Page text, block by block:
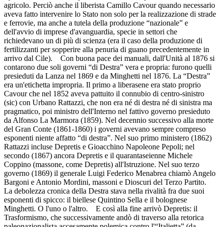
agricolo. Perciò anche il liberista Camillo Cavour quando necessario
aveva fatto intervenire lo Stato non solo per la realizzazione di strade
e ferrovie, ma anche a tutela della produzione “nazionale” e
dell'avvio di imprese d'avanguardia, specie in settori che
richiedevano un di più di scienza (era il caso della produzione di
fertilizzanti per sopperire alla penuria di guano precedentemente in
arrivo dal Cile). Con buona pace dei manuali, dall'Unità al 1876 si
contarono due soli governi “di Destra” vera e propria: furono quelli
presieduti da Lanza nel 1869 e da Minghetti nel 1876. La “Destra”
era un'etichetta impropria. Il primo a liberasene era stato proprio
Cavour che nel 1852 aveva pattuito il connubio di centro-sinistro
(sic) con Urbano Rattazzi, che non era né di destra né di sinistra ma
pragmatico, poi ministro dell'Interno nel fattivo governo presieduto
da Alfonso La Marmora (1859). Nel decennio successivo alla morte
del Gran Conte (1861-1860) i governi avevano sempre compreso
esponenti niente affatto “di destra”. Nel suo primo ministero (1862)
Rattazzi incluse Depretis e Gioacchino Napoleone Pepoli; nel
secondo (1867) ancora Depretis e il quarantaseienne Michele
Coppino (massone, come Depretis) all'Istruzione. Nel suo terzo
governo (1869) il generale Luigi Federico Menabrea chiamò Angelo
Bargoni e Antonio Mordini, massoni e Dioscuri del Terzo Partito.
La debolezza cronica della Destra stava nella rivalità fra due suoi
esponenti di spicco: il biellese Quintino Sella e il bolognese
Minghetti. O l'uno o l'altro. E così alla fine arrivò Depretis: il
Trasformismo, che successivamente andò di traverso alla retorica